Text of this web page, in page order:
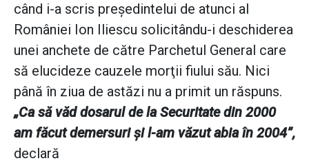
când i-a scris preşedintelui de atunci al
României Ion Iliescu solicitându-i deschiderea
unei anchete de către Parchetul General care
să elucideze cauzele morţii fiului său. Nici
până în ziua de astăzi nu a primit un răspuns.
„Ca să văd dosarul de la Securitate din 2000
am făcut demersuri şi l-am văzut abia în 2004”,
declară